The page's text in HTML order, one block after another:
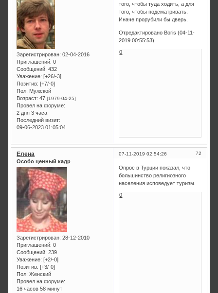
Зарегистрирован: 02-04-2016
Приглашений: 0
Сообщений: 432
Уважение: [+26/-3]
Позитив: [+7/-0]
Пол: Мужской
Возраст: 47[1979-04-25]
Провел на форуме:
2 дня 3 часа
Последний визит:
09-06-2023 01:05:04
того, чтобы туда ходить, а для
того, чтобы подсматривать.
Иначе прорубили бы дверь.
Отредактировано Boris (04-11-
2019 00:55:53)
0
72
07-11-2019 02:54:26
Елена
Особо ценный кадр
Зарегистрирован: 28-12-2010
Приглашений: 0
Сообщений: 239
Уважение: [+2/-0]
Позитив: [+3/-0]
Пол: Женский
Провел на форуме:
16 часов 58 минут
Опрос в Турции показал, что
большинство религиозного
населения исповедует туризм.
0